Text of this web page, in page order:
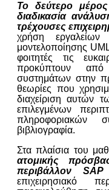
Το δεύτερο
διαδικασία
τρέχουσες
χρήση
μοντελοποίησης
φοιτητές τις
προκύπτουν
συστημάτων στην
θεωρίες που
διαχείριση αυτών
επιλεγμένων
πληροφοριακών
βιβλιογραφία.
Στα πλαίσια του
ατομικής
περιβάλλον SAP
επιχειρησιακό